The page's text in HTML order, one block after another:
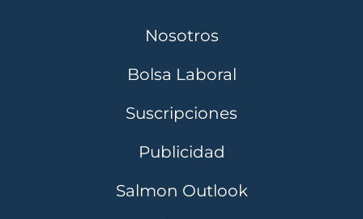
Nosotros
Bolsa Laboral
Suscripciones
Publicidad
Salmon Outlook